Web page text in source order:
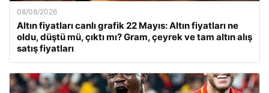
08/08/2026
Altın fiyatları canlı grafik 22 Mayıs: Altın fiyatları ne
oldu, düştü mü, çıktı mı? Gram, çeyrek ve tam altın alış
satış fiyatları